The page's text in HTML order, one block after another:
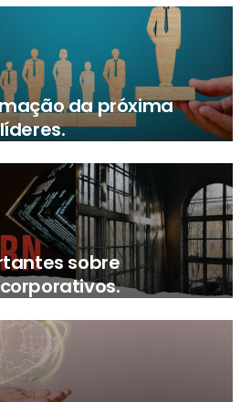
da próxima
sobre